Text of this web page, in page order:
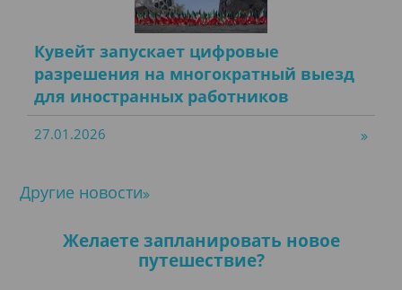
Кувейт запускает цифровые
разрешения на многократный выезд
для иностранных работников
27.01.2026
Другие новости
Желаете запланировать новое
путешествие?